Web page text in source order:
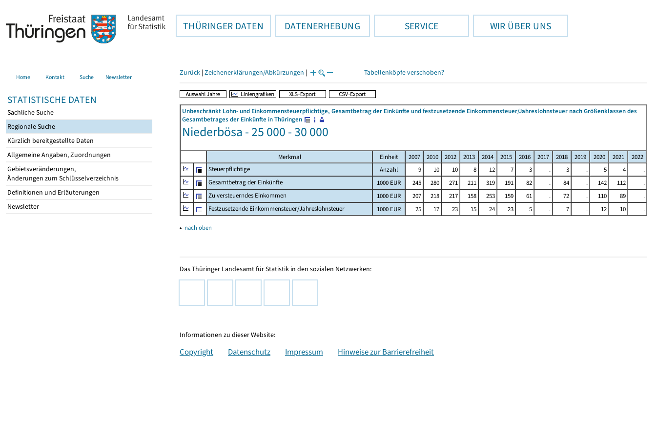
THÜRINGER DATEN DATENERHEBUNG SERVICE WIR ÜBER UNS
Home Kontakt Suche Newsletter
STATISTISCHE DATEN
Sachliche Suche
Regionale Suche
Kürzlich bereitgestellte Daten
Allgemeine Angaben, Zuordnungen
Gebietsveränderungen,
Änderungen zum Schlüsselverzeichnis
Definitionen und Erläuterungen
Newsletter
Zurück | Zeichenerklärungen/Abkürzungen | Tabellenköpfe verschoben?
Unbeschränkt Lohn- und Einkommensteuerpflichtige, Gesamtbetrag der Einkünfte und festzusetzende Einkommensteuer/Jahreslohnsteuer nach Größenklassen des
Gesamtbetrages der Einkünfte in Thüringen
Niederbösa - 25 000 - 30 000
Merkmal Einheit 2007 2010 2012 2013 2014 2015 2016 2017 2018 2019 2020 2021
2022
Steuerpflichtige
Anzahl 9 10 10 8 12 7 3 . 3 . 5 4
.
Gesamtbetrag der Einkünfte
1000 EUR 245 280 271 211 319 191 82 . 84 . 142 112
.
Zu versteuerndes Einkommen
1000 EUR 207 218 217 158 253 159 61 . 72 . 110 89
.
Festzusetzende Einkommensteuer/Jahreslohnsteuer
1000 EUR 25 17 23 15 24 23 5 . 7 . 12 10 .
▴ nach oben
Das Thüringer Landesamt für Statistik in den sozialen Netzwerken:
Informationen zu dieser Website:
Copyright Datenschutz Impressum Hinweise zur Barrierefreiheit